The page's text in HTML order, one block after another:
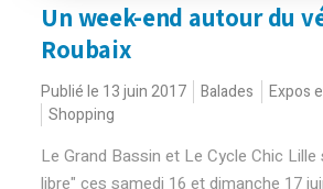
Un week-end autour du
Roubaix
Publié le 13 juin 2017 Balades
Expos
Shopping
Le Grand Bassin et Le Cycle Chic
libre" ces samedi 16 et dimanche 17